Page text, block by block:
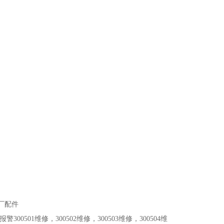
配件
300501维修，300502维修，300503维修，300504维